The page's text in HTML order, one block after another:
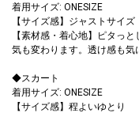
着用サイズ: ONESIZE
【サイズ感】ジャストサイズ
【素材感・着心地】ピタっ
気も変わります。透け感も気
◆スカート
着用サイズ: ONESIZE
【サイズ感】程よいゆとり